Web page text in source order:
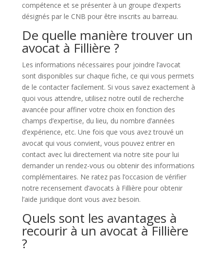
compétence et se présenter à un groupe d’experts
désignés par le CNB pour être inscrits au barreau.
De quelle manière trouver un
avocat à Fillière ?
Les informations nécessaires pour joindre l’avocat
sont disponibles sur chaque fiche, ce qui vous permets
de le contacter facilement. Si vous savez exactement à
quoi vous attendre, utilisez notre outil de recherche
avancée pour affiner votre choix en fonction des
champs d’expertise, du lieu, du nombre d’années
d’expérience, etc. Une fois que vous avez trouvé un
avocat qui vous convient, vous pouvez entrer en
contact avec lui directement via notre site pour lui
demander un rendez-vous ou obtenir des informations
complémentaires. Ne ratez pas l’occasion de vérifier
notre recensement d’avocats à Fillière pour obtenir
l’aide juridique dont vous avez besoin.
Quels sont les avantages à
recourir à un avocat à Fillière
?